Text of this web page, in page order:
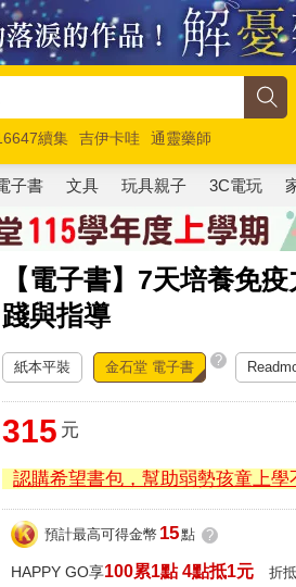
續集 吉伊卡哇
通靈藥師
總動員5 超慢跑
子書 文具 玩具親子 3C電玩
【電子書】7天培養免
踐與指導
紙本平裝 金石堂 電子書 ?
315 元
認購希望書包，幫助弱勢孩童上學
預計最高可得金幣 15點 ?
HAPPY GO享100累1點 4點抵1元 折